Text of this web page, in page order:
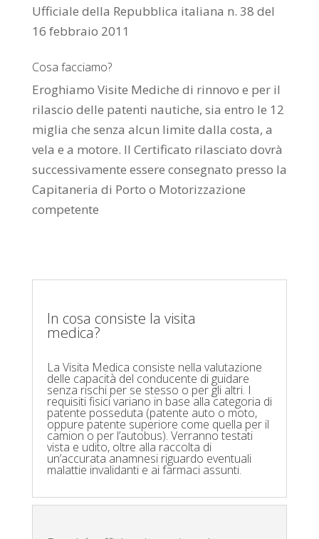
Ufficiale della Repubblica italiana n. 38 del
16 febbraio 2011
Cosa facciamo?
Eroghiamo Visite Mediche di rinnovo e per il
rilascio delle patenti nautiche, sia entro le 12
miglia che senza alcun limite dalla costa, a
vela e a motore. Il Certificato rilasciato dovrà
successivamente essere consegnato presso la
Capitaneria di Porto o Motorizzazione
competente
In cosa consiste la visita
medica?
La Visita Medica consiste nella valutazione
delle capacità del conducente di guidare
senza rischi per se stesso o per gli altri. I
requisiti fisici variano in base alla categoria di
patente posseduta (patente auto o moto,
oppure patente superiore come quella per il
camion o per l’autobus). Verranno testati
vista e udito, oltre alla raccolta di
un’accurata anamnesi riguardo eventuali
malattie invalidanti e ai farmaci assunti.